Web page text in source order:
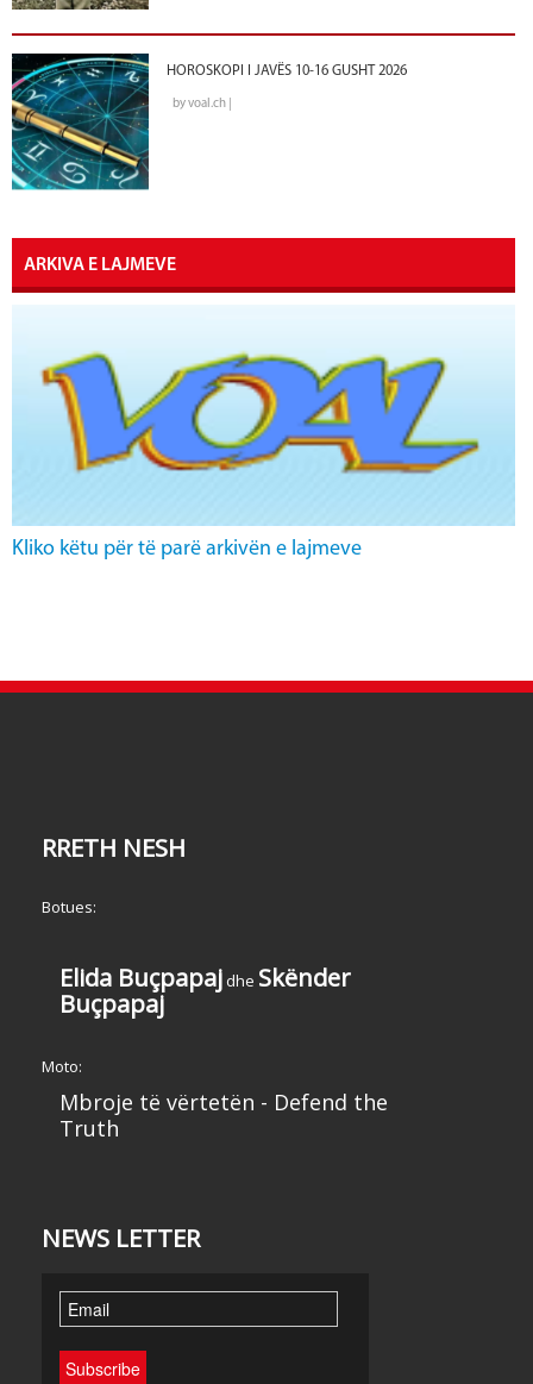
HOROSKOPI I JAVËS 10-16 GUSHT 2026
by voal.ch |
ARKIVA E LAJMEVE
Kliko këtu për të parë arkivën e lajmeve
RRETH NESH
Botues:
Elida Buçpapaj dhe Skënder
Buçpapaj
Moto:
Mbroje të vërtetën - Defend the
Truth
NEWS LETTER